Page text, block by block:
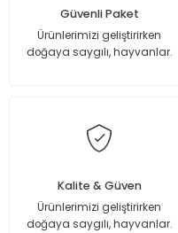
Güvenli Paket
Ürünlerimizi geliştirirken
doğaya saygılı, hayvanlar.
Kalite & Güven
Ürünlerimizi geliştirirken
doğaya saygılı, hayvanlar.